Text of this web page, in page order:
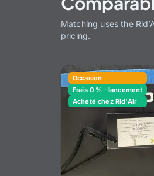
Matching uses the
pricing.
Occasion
Frais 0 % · lancement
Acheté chez Rid'Air